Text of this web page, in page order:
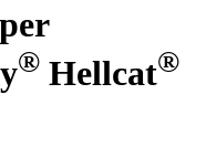
® Hellcat®